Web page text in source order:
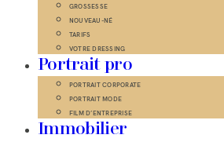
GROSSESSE
NOUVEAU-NÉ
TARIFS
VOTRE DRESSING
Portrait pro
PORTRAIT CORPORATE
PORTRAIT MODE
FILM D’ENTREPRISE
Immobilier